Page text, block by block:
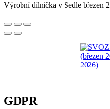
Výrobní dílnička v Sedle březen
GDPR